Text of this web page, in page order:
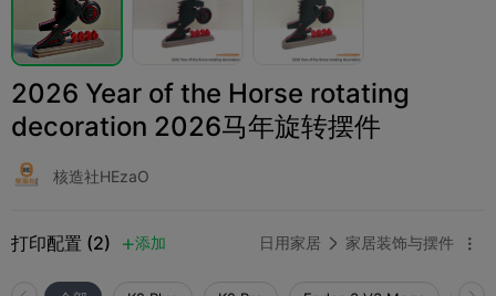
2026 Year of the Horse rotating
decoration 2026马年旋转摆件
核造社HEzaO
打印配置 (2) 添加 日用家居  家居装饰与摆件 